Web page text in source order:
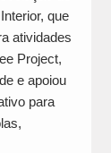
que
atividades
Project,
e apoiou
para